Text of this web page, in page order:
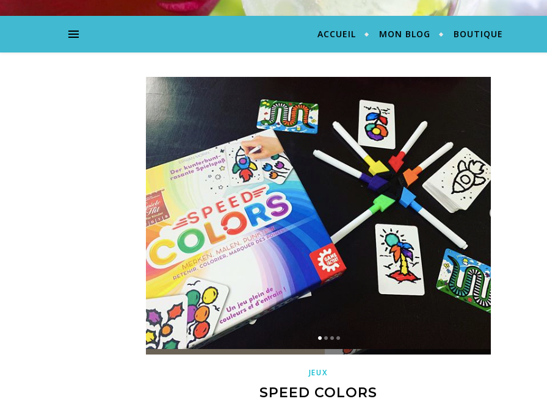
ACCUEIL MON BLOG BOUTIQUE
JEUX
SPEED COLORS